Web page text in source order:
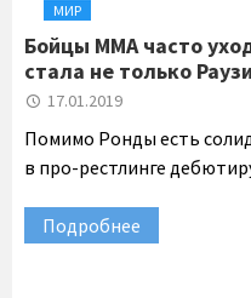
МИР
Бойцы ММА часто
стала не только Раузи
17.01.2019
Помимо Ронды есть
в про-рестлинге
Подробнее